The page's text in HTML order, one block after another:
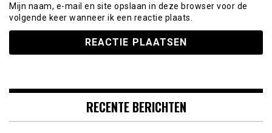
Mijn naam, e-mail en site opslaan in deze browser voor de
volgende keer wanneer ik een reactie plaats.
RECENTE BERICHTEN